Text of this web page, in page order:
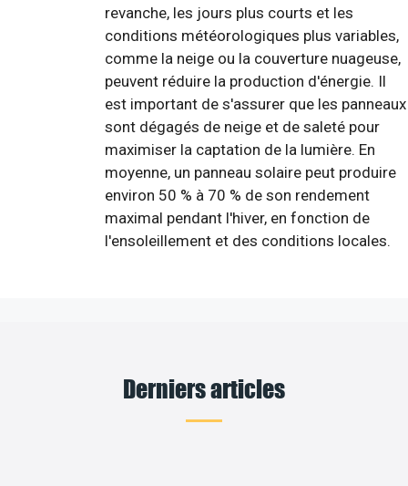
revanche, les jours plus courts et les
conditions météorologiques plus variables,
comme la neige ou la couverture nuageuse,
peuvent réduire la production d'énergie. Il
est important de s'assurer que les panneaux
sont dégagés de neige et de saleté pour
maximiser la captation de la lumière. En
moyenne, un panneau solaire peut produire
environ 50 % à 70 % de son rendement
maximal pendant l'hiver, en fonction de
l'ensoleillement et des conditions locales.
Derniers articles